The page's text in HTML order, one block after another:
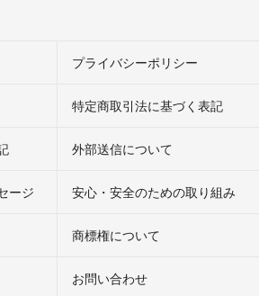
プライバシーポリシー
特定商取引法に基づく表記
外部送信について
ージ 安心・安全のための取り組み
商標権について
お問い合わせ